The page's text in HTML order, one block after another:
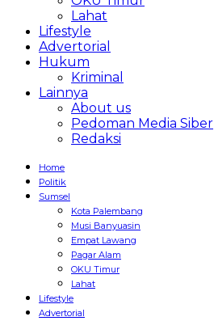
Lahat
Lifestyle
Advertorial
Hukum
Kriminal
Lainnya
About us
Pedoman Media Siber
Redaksi
Home
Politik
Sumsel
Kota Palembang
Musi Banyuasin
Empat Lawang
Pagar Alam
OKU Timur
Lahat
Lifestyle
Advertorial